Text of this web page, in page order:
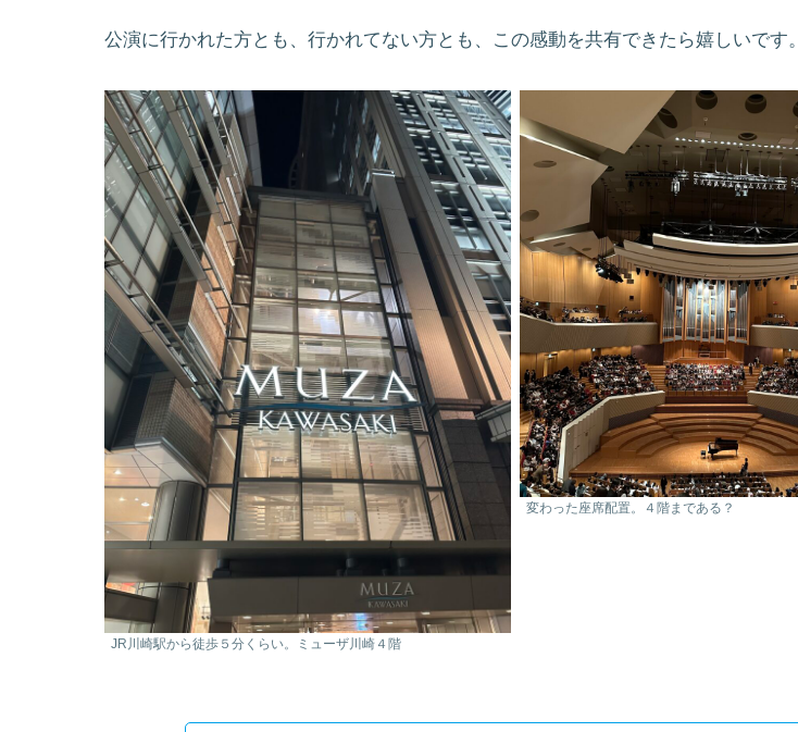
公演に行かれた方とも、行かれてない方とも、この感動を共有できたら嬉しいです。
JR川崎駅から徒歩５分くらい。ミューザ川崎４階
変わった座席配置。４階まである？